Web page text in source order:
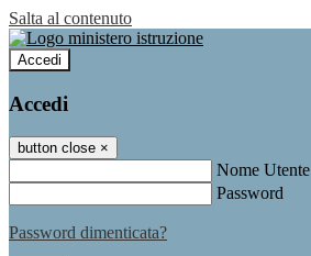
Salta al contenuto
Accedi
Accedi
button close ×
Nome Utente
Password
Password dimenticata?